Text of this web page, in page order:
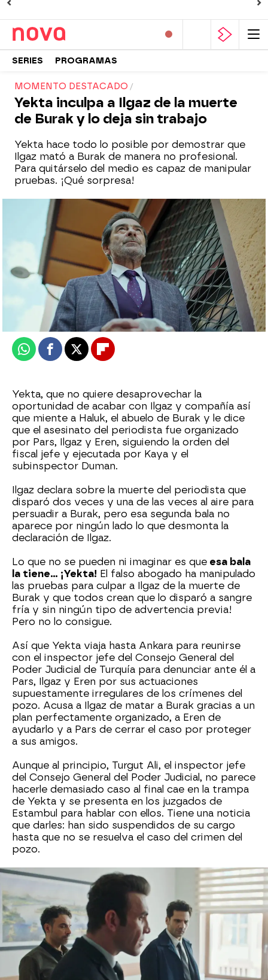
SERIES PROGRAMAS
MOMENTO DESTACADO
Yekta inculpa a Ilgaz de la muerte
de Burak y lo deja sin trabajo
Yekta hace todo lo posible por demostrar que
Ilgaz mató a Burak de manera no profesional.
Para quitárselo del medio es capaz de manipular
pruebas. ¡Qué sorpresa!
Nova
Publicado:03 de marzo de 2026, 10:00
WhatsappFacebook
X Flipboard
Yekta, que no quiere desaprovechar la
oportunidad de acabar con Ilgaz y compañía así
que miente a Haluk, el abuelo de Burak y le dice
que el asesinato del periodista fue organizado
por Pars, Ilgaz y Eren, siguiendo la orden del
fiscal jefe y ejecutada por Kaya y el
subinspector Duman.
Ilgaz declara sobre la muerte del periodista que
disparó dos veces y una de las veces al aire para
persuadir a Burak, pero esa segunda bala no
aparece por ningún lado lo que desmonta la
declaración de Ilgaz.
Lo que no se pueden ni imaginar es que esa bala
la tiene… ¡Yekta! El falso abogado ha manipulado
las pruebas para culpar a Ilgaz de la muerte de
Burak y que todos crean que lo disparó a sangre
fría y sin ningún tipo de advertencia previa!
Pero no lo consigue.
Así que Yekta viaja hasta Ankara para reunirse
con el inspector jefe del Consejo General del
Poder Judicial de Turquía para denunciar ante él a
Pars, Ilgaz y Eren por sus actuaciones
supuestamente irregulares de los crímenes del
pozo. Acusa a Ilgaz de matar a Burak gracias a un
plan perfectamente organizado, a Eren de
ayudarlo y a Pars de cerrar el caso por proteger
a sus amigos.
Aunque al principio, Turgut Ali, el inspector jefe
del Consejo General del Poder Judicial, no parece
hacerle demasiado caso al final cae en la trampa
de Yekta y se presenta en los juzgados de
Estambul para hablar con ellos. Tiene una noticia
que darles: han sido suspendidos de su cargo
hasta que no se resuelva el caso del crimen del
pozo.
Los tres, sin entender nada, intentan
explicárselo, pero de nada sirven sus
justificaciones. El fiscal jefe va más allá y le dice
que él mismo se encargará de reabrir la
investigación y que cuando se resuelvan todo,
serán cesados definitivamente o trasladados a
otra jurisdicción. ¿Qué pasará ahora?, ¿Podrán
demostrar que todo es fruto de una trampa de